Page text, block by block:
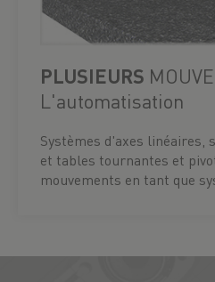
PLUSIEURS
L'automatisation
Systèmes d'axes linéaires,
et tables tournantes et
mouvements en tant que